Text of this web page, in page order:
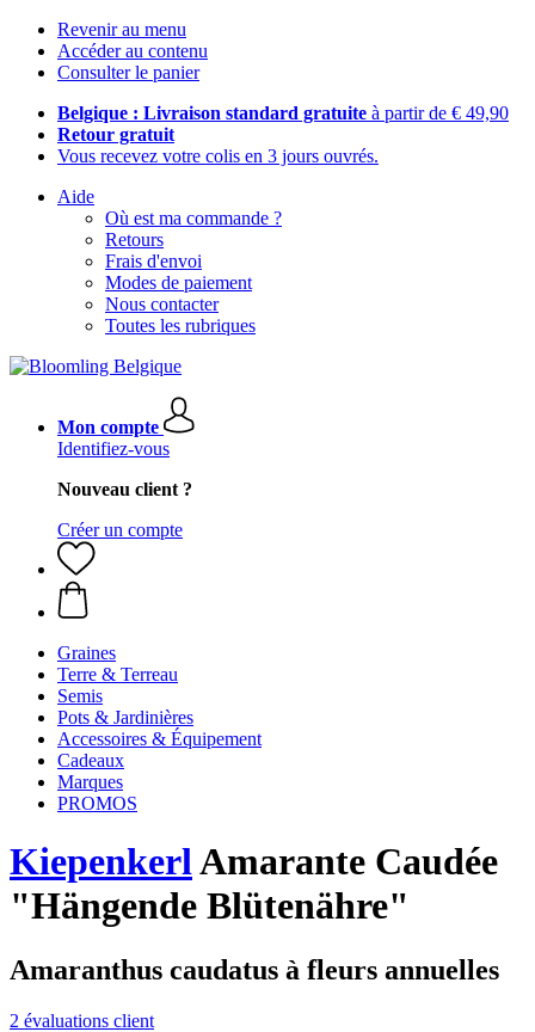
Revenir au menu
Accéder au contenu
Consulter le panier
Belgique : Livraison standard gratuite à partir de € 49,90
Retour gratuit
Vous recevez votre colis en 3 jours ouvrés.
Aide
Où est ma commande ?
Retours
Frais d'envoi
Modes de paiement
Nous contacter
Toutes les rubriques
Mon compte
Identifiez-vous
Nouveau client ?
Créer un compte
Graines
Terre & Terreau
Semis
Pots & Jardinières
Accessoires & Équipement
Cadeaux
Marques
PROMOS
KiepenkerlAmarante Caudée
"Hängende Blütenähre"
Amaranthus caudatus à fleurs annuelles
2 évaluations client